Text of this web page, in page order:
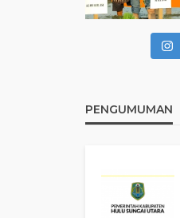
PENGUMUMAN